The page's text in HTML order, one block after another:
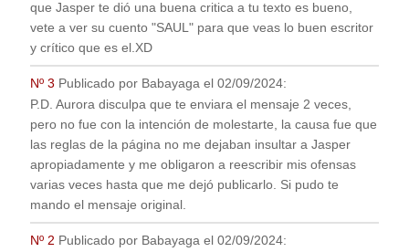
que Jasper te dió una buena critica a tu texto es bueno,
vete a ver su cuento "SAUL" para que veas lo buen escritor
y crítico que es el.XD
Nº 3 Publicado por Babayaga el 02/09/2024:
P.D. Aurora disculpa que te enviara el mensaje 2 veces,
pero no fue con la intención de molestarte, la causa fue que
las reglas de la página no me dejaban insultar a Jasper
apropiadamente y me obligaron a reescribir mis ofensas
varias veces hasta que me dejó publicarlo. Si pudo te
mando el mensaje original.
Nº 2 Publicado por Babayaga el 02/09/2024: